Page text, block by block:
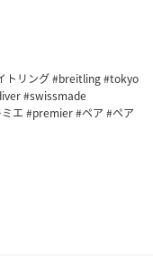
トリング #breitling #tokyo
#swissmade
エ #premier #ペア #ペア